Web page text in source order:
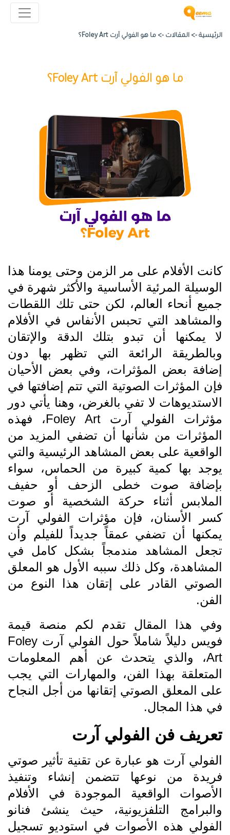
الرئيسية -> المقالات -> ما هو الفولي آرت Foley Art؟
ما هو الفولي آرت Foley Art؟
كانت الأفلام على مر الزمن وحتى يومنا هذا
الوسيلة المرئية الأساسية والأكثر شهرة في
جميع أنحاء العالم، لكن حتى تلك اللقطات
والمشاهد التي تحبس الأنفاس في الأفلام
لا يمكنها أن تبدو بتلك الدقة والإتقان
وبالطريقة الرائعة التي تظهر بها دون
إضافة بعض المؤثرات، وفي بعض الأحيان
فإن المؤثرات الصوتية التي تتم إضافتها في
الاستديوهات لا تفي بالغرض، وهنا يأتي دور
مؤثرات الفولي آرت Foley Art، فهذه
المؤثرات من شأنها أن تضفي المزيد من
الواقعية على بعض المشاهد الرئيسية والتي
يوجد بها كمية كبيرة من الحماس، سواء
بإضافة صوت خطى الزحف أو حفيف
الملابس أثناء حركة الشخصية أو صوت
كسر الأسنان، فإن مؤثرات الفولي آرت
يمكنها أن تضفي عمقاً جديداً للفيلم وأن
تجعل المشاهد مندمجاً بشكل كامل في
المشاهدة، وكل ذلك سببه الأول هو المعلق
الصوتي القادر على إتقان هذا النوع من
الفن.
وفي هذا المقال تقدم لكم منصة قيمة
فويس دليلاً شاملاً حول الفولي آرت Foley
Art، والذي يتحدث عن أهم المعلومات
المتعلقة بهذا الفن، والمهارات التي يجب
على المعلق الصوتي إتقانها من أجل النجاح
في هذا المجال.
تعريف فن الفولي آرت
الفولي آرت هو عبارة عن تقنية تأثير صوتي
فريدة من نوعها تتضمن إنشاء وتنفيذ
الأصوات الواقعية الموجودة في الأفلام
والبرامج التلفزيونية، حيث ينشئ فنانو
الفولي هذه الأصوات في استوديو تسجيل